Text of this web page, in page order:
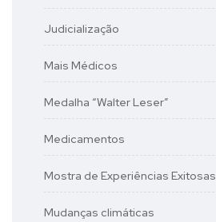
Judicialização
Mais Médicos
Medalha “Walter Leser”
Medicamentos
Mostra de Experiências Exitosas
Mudanças climáticas